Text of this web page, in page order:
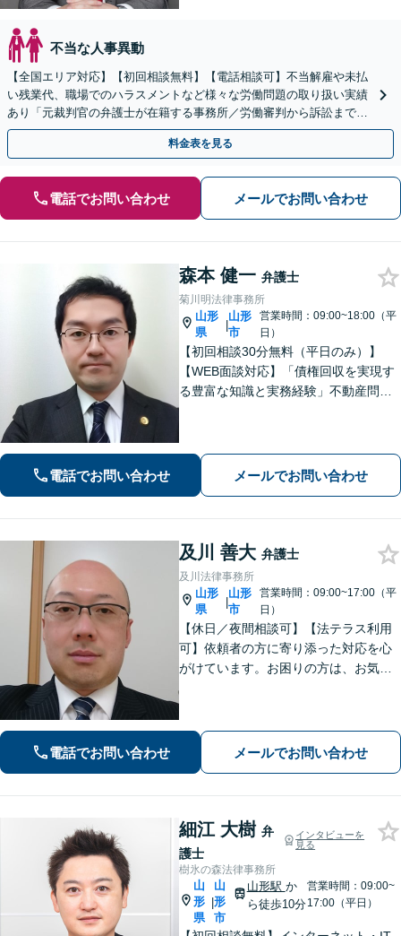
不当な人事異動
【全国エリア対応】【初回相談無料】【電話相談可】不当解雇や未払
い残業代、職場でのハラスメントなど様々な労働問題の取り扱い実績
あり「元裁判官の弁護士が在籍する事務所／労働審判から訴訟まで、
裁判官経験を活かした最適な戦略を立案」
料金表を見る
電話でお問い合わせ メールでお問い合わせ
森本 健一 弁護士
菊川明法律事務所
山形
県
|
山形
市
営業時間：09:00~18:00（平
日）
【初回相談30分無料（平日のみ）】
【WEB面談対応】「債権回収を実現す
る豊富な知識と実務経験」不動産問
【休日・夜間相談可】
電話でお問い合わせ メールでお問い合わせ
及川 善大 弁護士
及川法律事務所
山形
県
|
山形
市
営業時間：09:00~17:00（平
日）
【休日／夜間相談可】【法テラス利用
可】依頼者の方に寄り添った対応を心
がけています。お困りの方は、お気軽
電話でお問い合わせ メールでお問い合わせ
細江 大樹 弁
護士
インタビューを
見る
樹氷の森法律事務所
山
形
県
|
山
形
市
山形駅 か
ら徒歩10分
営業時間：09:00~
17:00（平日）